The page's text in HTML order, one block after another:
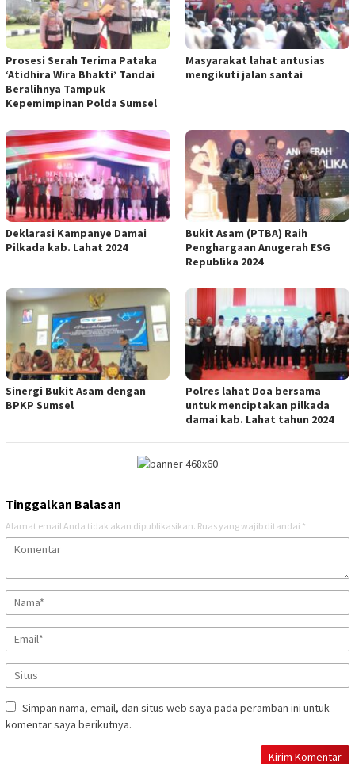
Prosesi Serah Terima Pataka
‘Atidhira Wira Bhakti’ Tandai
Beralihnya Tampuk
Kepemimpinan Polda Sumsel
Masyarakat lahat antusias
mengikuti jalan santai
Deklarasi Kampanye Damai
Pilkada kab. Lahat 2024
Bukit Asam (PTBA) Raih
Penghargaan Anugerah ESG
Republika 2024
Sinergi Bukit Asam dengan
BPKP Sumsel
Polres lahat Doa bersama
untuk menciptakan pilkada
damai kab. Lahat tahun 2024
Tinggalkan Balasan
Alamat email Anda tidak akan dipublikasikan. Ruas yang wajib ditandai *
Simpan nama, email, dan situs web saya pada peramban ini untuk
komentar saya berikutnya.